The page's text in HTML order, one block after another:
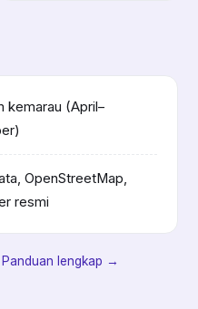
kemarau (April–
OpenStreetMap,
resmi
Panduan lengkap →